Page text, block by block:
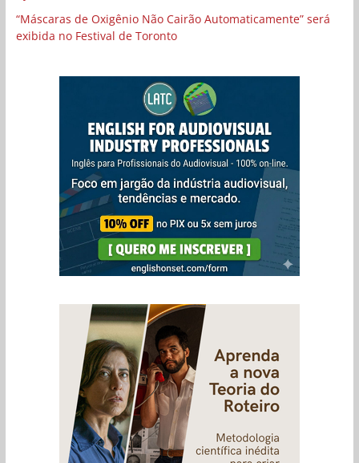
“Máscaras de Oxigênio Não Cairão Automaticamente” será
exibida no Festival de Toronto